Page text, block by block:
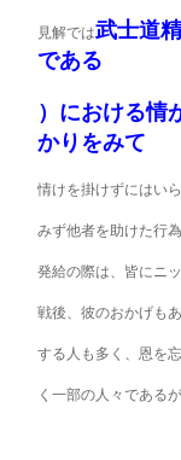
見解では武士道
である
）における情
かりをみて
情けを掛けずにはい
みず他者を助けた行
発給の際は、皆にニ
戦後、彼のおかげも
する人も多く、恩を
く一部の人々であるが